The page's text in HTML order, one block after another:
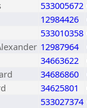
533005672
12984426
533010358
12987964
34663622
34686860
34625801
533027374